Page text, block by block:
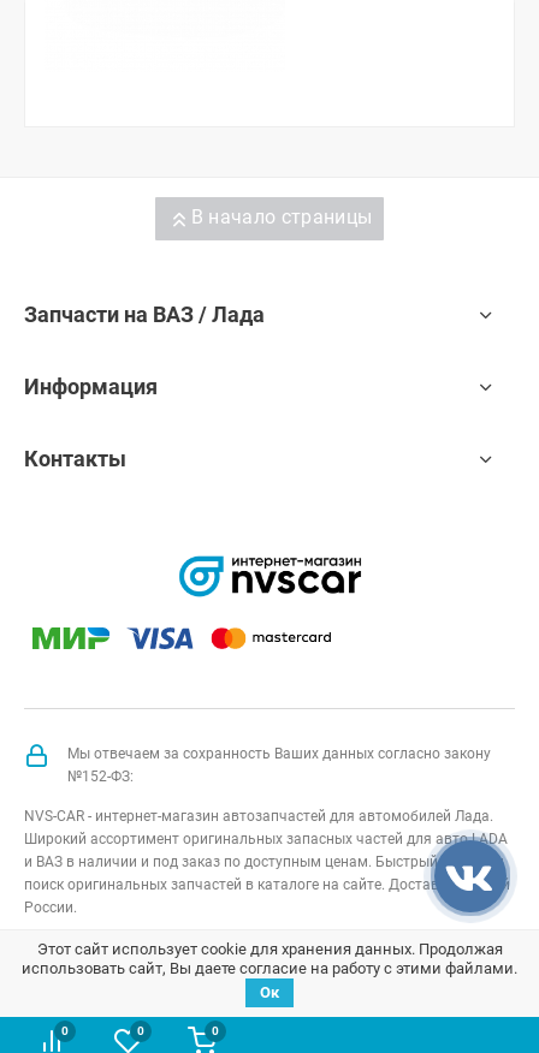
0 0 0
В начало страницы
Запчасти на ВАЗ / Лада
Информация
Контакты
Мы отвечаем за сохранность Ваших данных согласно закону
№152-ФЗ:
NVS-CAR - интернет-магазин автозапчастей для автомобилей Лада.
Широкий ассортимент оригинальных запасных частей для авто LADA
и ВАЗ в наличии и под заказ по доступным ценам. Быстрый подбор и
поиск оригинальных запчастей в каталоге на сайте. Доставка по всей
России.
NVS-CAR© 2014 –2026Все права защищеныкарта сайта;
Договор оферта; Политика конфиденциальности
Этот сайт использует cookie для хранения данных. Продолжая
использовать сайт, Вы даете согласие на работу с этими файлами.
Ок